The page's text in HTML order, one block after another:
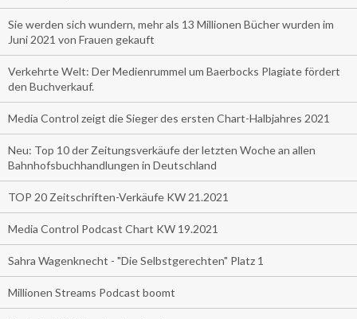
Sie werden sich wundern, mehr als 13 Millionen Bücher wurden im
Juni 2021 von Frauen gekauft
Verkehrte Welt: Der Medienrummel um Baerbocks Plagiate fördert
den Buchverkauf.
Media Control zeigt die Sieger des ersten Chart-Halbjahres 2021
Neu: Top 10 der Zeitungsverkäufe der letzten Woche an allen
Bahnhofsbuchhandlungen in Deutschland
TOP 20 Zeitschriften-Verkäufe KW 21.2021
Media Control Podcast Chart KW 19.2021
Sahra Wagenknecht - "Die Selbstgerechten" Platz 1
Millionen Streams Podcast boomt